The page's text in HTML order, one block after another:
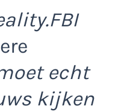
echt
kijken